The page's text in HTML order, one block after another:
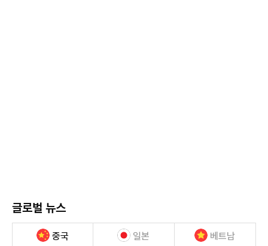
글로벌 뉴스
중국 일본 베트남